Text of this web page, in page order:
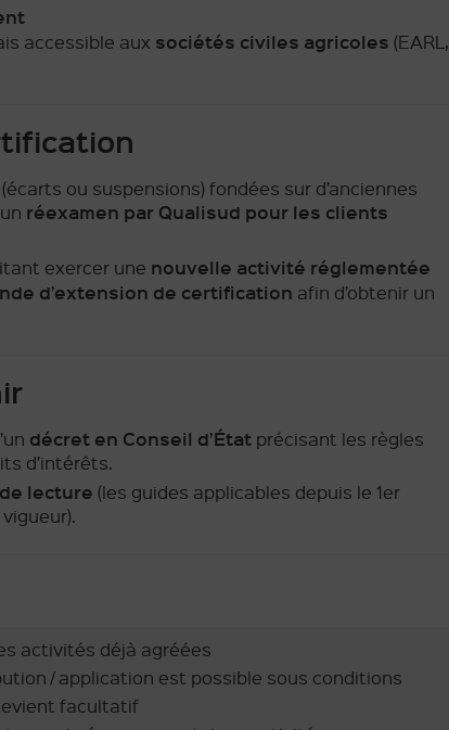
accessible aux sociétés civiles agricoles (EARL,
ou suspensions) fondées sur d’anciennes
réexamen par Qualisud pour les clients
exercer une nouvelle activité réglementée
d’extension de certification afin d’obtenir un
décret en Conseil d’État précisant les règles
d’intérêts.
lecture (les guides applicables depuis le 1er
activités déjà agréées
/ application est possible sous conditions
facultatif